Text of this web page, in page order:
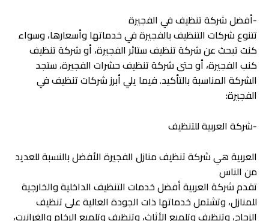
-أفضل شركة تنظيف في الفجيرة
تتنوع شركات التنظيف بالفجيرة في خدماتها وأسعارها، وسواء
كنت تبحث عن شركة تنظيف ستائر الفجيرة، أو شركة تنظيف
كنب الفجيرة، أو حتى شركة تنظيف حشرات الفجيرة، ستجد
الشركة المناسبة بالتأكيد. فيما يلي أبرز شركات تنظيف في
الفجيرة:
-شركة العربية للتنظيف
العربية هي شركة تنظيف منازل الفجيرة الأفضل بالنسبة للعديد
من الناس
تقدم شركة العربية أفضل خدمات التنظيف الداخلية والخارجية
للمنازل، وتشتمل خدماتها ذات الجودة العالية على تنظيف
الزجاج، وتنظيف وتلميع الأثاث، وتنظيف وتلميع الرخام والغرانيت،